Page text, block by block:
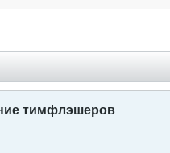
тимфлэшеров